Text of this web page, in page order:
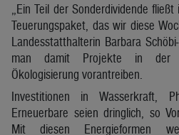
„Ein Teil der Sonderdividende
Teuerungspaket, das wir diese
Landesstatthalterin Barbara
man damit Projekte in der
Ökologisierung vorantreiben.
Investitionen in Wasserkraft,
Erneuerbare seien dringlich, so
Mit diesen Energieformen